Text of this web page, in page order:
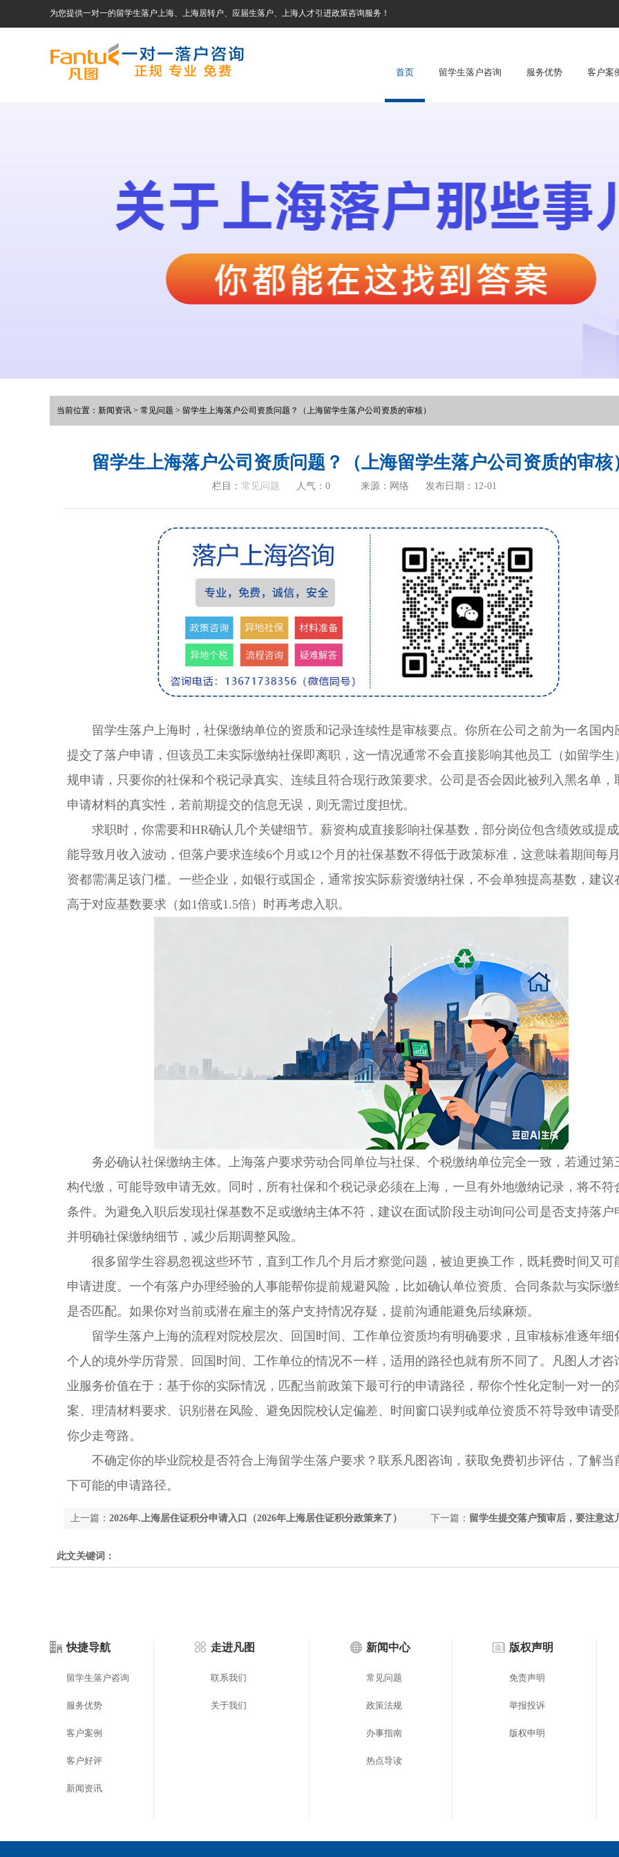
为您提供一对一的留学生落户上海、上海居转户、应届生落户、上海人才引进政策咨询服务！
首页 留学生落户咨询 服务优势 客户案
当前位置： 新闻资讯 > 常见问题 > 留学生上海落户公司资质问题？（上海留学生落户公司资质的审核）
留学生上海落户公司资质问题？（上海留学生落户公司资质的审核
栏目： 常见问题 人气： 0 来源：网络 发布日期：12-01
留学生落户上海时，社保缴纳单位的资质和记录连续性是审核要点。你所在公司之前为一名国内
提交了落户申请，但该员工未实际缴纳社保即离职，这一情况通常不会直接影响其他员工（如留学生
规申请，只要你的社保和个税记录真实、连续且符合现行政策要求。公司是否会因此被列入黑名单，
申请材料的真实性，若前期提交的信息无误，则无需过度担忧。
求职时，你需要和HR确认几个关键细节。薪资构成直接影响社保基数，部分岗位包含绩效或提
能导致月收入波动，但落户要求连续6个月或12个月的社保基数不得低于政策标准，这意味着期间每
资都需满足该门槛。一些企业，如银行或国企，通常按实际薪资缴纳社保，不会单独提高基数，建议
高于对应基数要求（如1倍或1.5倍）时再考虑入职。
务必确认社保缴纳主体。上海落户要求劳动合同单位与社保、个税缴纳单位完全一致，若通过第
构代缴，可能导致申请无效。同时，所有社保和个税记录必须在上海，一旦有外地缴纳记录，将不符
条件。为避免入职后发现社保基数不足或缴纳主体不符，建议在面试阶段主动询问公司是否支持落户
并明确社保缴纳细节，减少后期调整风险。
很多留学生容易忽视这些环节，直到工作几个月后才察觉问题，被迫更换工作，既耗费时间又可
申请进度。一个有落户办理经验的人事能帮你提前规避风险，比如确认单位资质、合同条款与实际缴
是否匹配。如果你对当前或潜在雇主的落户支持情况存疑，提前沟通能避免后续麻烦。
留学生落户上海的流程对院校层次、回国时间、工作单位资质均有明确要求，且审核标准逐年细
个人的境外学历背景、回国时间、工作单位的情况不一样，适用的路径也就有所不同了。凡图人才咨
业服务价值在于：基于你的实际情况，匹配当前政策下最可行的申请路径，帮你个性化定制一对一的
案、理清材料要求、识别潜在风险、避免因院校认定偏差、时间窗口误判或单位资质不符导致申请受
你少走弯路。
不确定你的毕业院校是否符合上海留学生落户要求？联系凡图咨询，获取免费初步评估，了解当
下可能的申请路径。
下一篇： 留学生提交落户预审后，要注意这
上一篇： 2026年.上海居住证积分申请入口（2026年上海居住证积分政策来了）
此文关键词：
快捷导航
留学生落户咨询
服务优势
客户案例
客户好评
新闻资讯
走进凡图
联系我们
关于我们
新闻中心
常见问题
政策法规
办事指南
热点导读
版权声明
免责声明
举报投诉
版权申明